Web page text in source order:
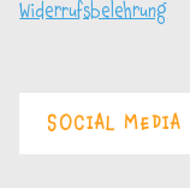
Widerrufsbelehrung
SOCIAL MEDIA